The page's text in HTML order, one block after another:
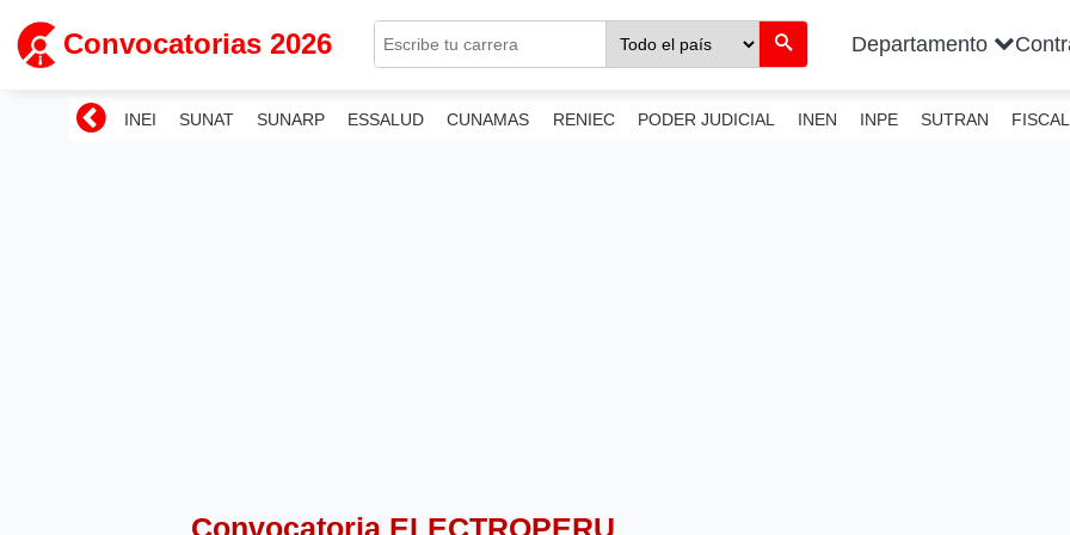
Convocatorias 2026 Departamento
INEI SUNAT SUNARP ESSALUD CUNAMAS RENIEC PODER JUDICIAL INEN INPE SUTRAN
Convocatoria ELECTROPERU